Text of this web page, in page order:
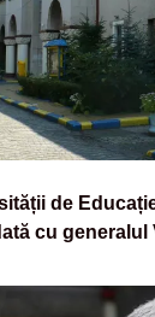
de
cu generalul